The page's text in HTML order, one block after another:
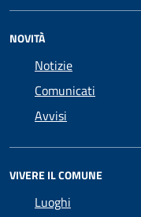
NOVITÀ
Notizie
Comunicati
Avvisi
VIVERE IL COMUNE
Luoghi